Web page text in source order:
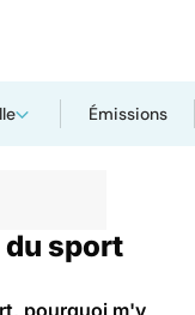
Émissions
sport
pourquoi m'y